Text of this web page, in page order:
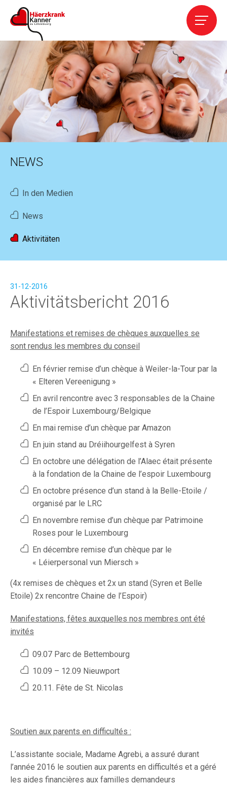
Die Vereinigung
Leistungen
Kardiopathien
NEWS
In den Medien
News
Aktivitäten
31-12-2016
Aktivitätsbericht 2016
Manifestations et remises de chèques auxquelles se
sont rendus les membres du conseil
En février remise d’un chèque à Weiler-la-Tour par la
« Elteren Vereenigung »
En avril rencontre avec 3 responsables de la Chaine
de l’Espoir Luxembourg/Belgique
En mai remise d’un chèque par Amazon
En juin stand au Dréiihourgelfest à Syren
En octobre une délégation de l’Alaec était présente
à la fondation de la Chaine de l’espoir Luxembourg
En octobre présence d’un stand à la Belle-Etoile /
organisé par le LRC
En novembre remise d’un chèque par Patrimoine
Roses pour le Luxembourg
En décembre remise d’un chèque par le
« Léierpersonal vun Miersch »
(4x remises de chèques et 2x un stand (Syren et Belle
Etoile) 2x rencontre Chaine de l’Espoir)
Manifestations, fêtes auxquelles nos membres ont été
invités
09.07 Parc de Bettembourg
10.09 – 12.09 Nieuwport
20.11. Fête de St. Nicolas
Soutien aux parents en difficultés :
L’assistante sociale, Madame Agrebi, a assuré durant
l’année 2016 le soutien aux parents en difficultés et a géré
les aides financières aux familles demandeurs